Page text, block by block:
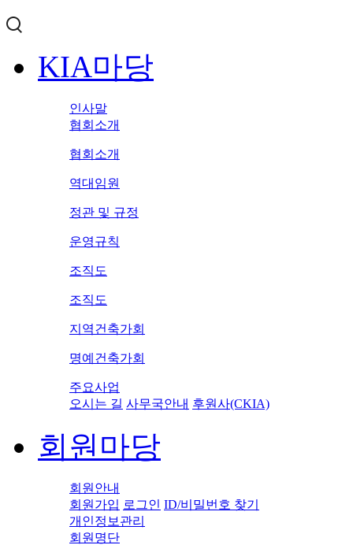
KIA마당
인사말
협회소개
협회소개
역대임원
정관 및 규정
운영규칙
조직도
조직도
지역건축가회
명예건축가회
주요사업
오시는 길 사무국안내 후원사(CKIA)
회원마당
회원안내
회원가입 로그인 ID/비밀번호 찾기
개인정보관리
회원명단